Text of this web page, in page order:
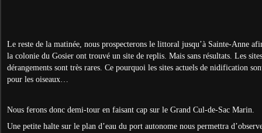
Le reste de la matinée, nous prospecterons le littoral jusqu’à Sainte-Anne
la colonie du Gosier ont trouvé un site de replis. Mais sans résultats. Les
dérangements sont très rares. Ce pourquoi les sites actuels de nidification
pour les oiseaux…
Nous ferons donc demi-tour en faisant cap sur le Grand Cul-de-Sac Marin.
Une petite halte sur le plan d’eau du port autonome nous permettra